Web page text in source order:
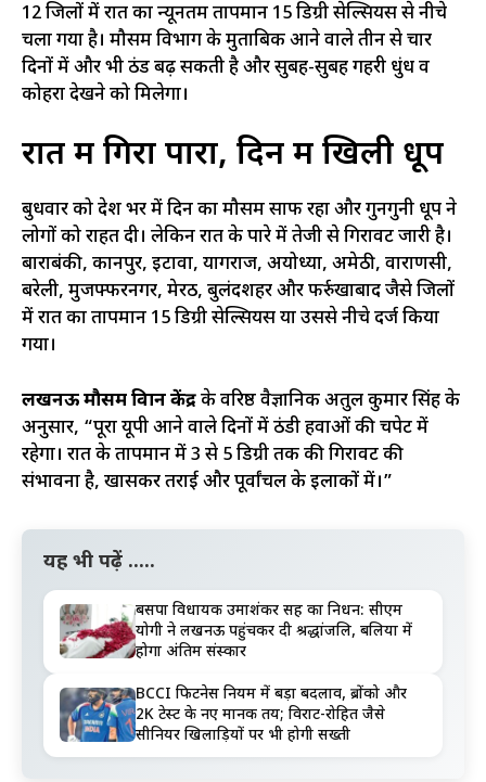
12 जिलों में रात का न्यूनतम तापमान 15 डिग्री सेल्सियस से नीचे
चला गया है। मौसम विभाग के मुताबिक आने वाले तीन से चार
दिनों में और भी ठंड बढ़ सकती है और सुबह-सुबह गहरी धुंध व
कोहरा देखने को मिलेगा।
रात में गिरा पारा, दिन में खिली धूप
बुधवार को प्रदेश भर में दिन का मौसम साफ रहा और गुनगुनी धूप ने
लोगों को राहत दी। लेकिन रात के पारे में तेजी से गिरावट जारी है।
बाराबंकी, कानपुर, इटावा, प्रयागराज, अयोध्या, अमेठी, वाराणसी,
बरेली, मुजफ्फरनगर, मेरठ, बुलंदशहर और फर्रुखाबाद जैसे जिलों
में रात का तापमान 15 डिग्री सेल्सियस या उससे नीचे दर्ज किया
गया।
लखनऊ मौसम विज्ञान केंद्रके वरिष्ठ वैज्ञानिक अतुल कुमार सिंह के
अनुसार, “पूरा यूपी आने वाले दिनों में ठंडी हवाओं की चपेट में
रहेगा। रात के तापमान में 3 से 5 डिग्री तक की गिरावट की
संभावना है, खासकर तराई और पूर्वांचल के इलाकों में।”
यह भी पढ़ें .....
बसपा विधायक उमाशंकर सिंह का निधन: सीएम
योगी ने लखनऊ पहुंचकर दी श्रद्धांजलि, बलिया में
होगा अंतिम संस्कार
BCCI फिटनेस नियम में बड़ा बदलाव, ब्रोंको और
2K टेस्ट के नए मानक तय; विराट-रोहित जैसे
सीनियर खिलाड़ियों पर भी होगी सख्ती